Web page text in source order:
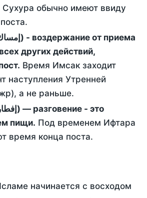
обычно имеют ввиду
других действий,
Время Имсак заходит
наступления Утренней
а не раньше.
пищи. Под временем Ифтара
время конца поста.
начинается с восходом